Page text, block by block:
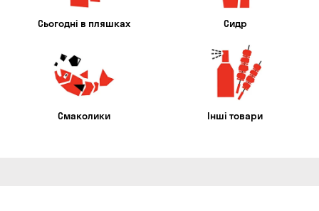
Сьогодні в пляшках Сидр
Смаколики Інші товари